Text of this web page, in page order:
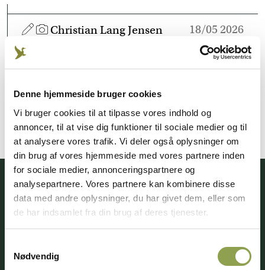
Denne hjemmeside bruger cookies
Vi bruger cookies til at tilpasse vores indhold og
annoncer, til at vise dig funktioner til sociale medier og til
at analysere vores trafik. Vi deler også oplysninger om
din brug af vores hjemmeside med vores partnere inden
for sociale medier, annonceringspartnere og
analysepartnere. Vores partnere kan kombinere disse
data med andre oplysninger, du har givet dem, eller som
de har indsamlet fra din brug af deres tjenester.
Nødvendig
Christian Lang Jensen 18/05 2026
Produceret af DJ i samarbejde med SGAV.
Få adgang til alt indhold &
mange fordele